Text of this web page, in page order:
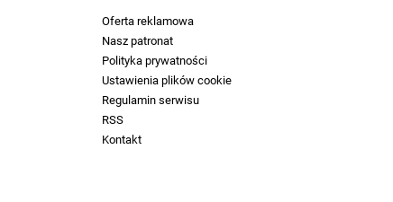
Oferta reklamowa
Nasz patronat
Polityka prywatności
Ustawienia plików cookie
Regulamin serwisu
RSS
Kontakt